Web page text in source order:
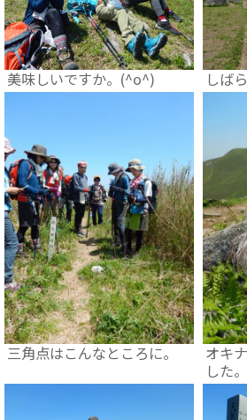
美味しいですか。(^o^) しば
三角点はこんなところに。
オキ
した。